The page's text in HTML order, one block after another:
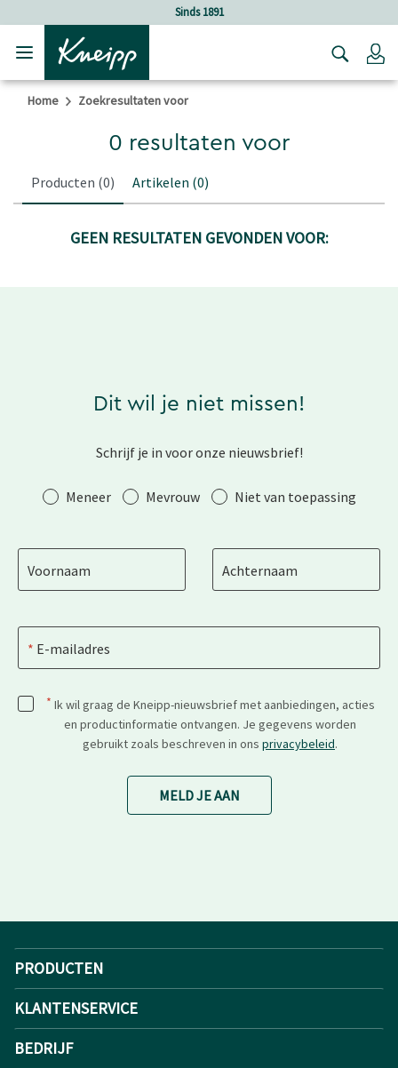
Verder gaan naar hoofdinhoud.Sinds 1891
Home Zoekresultaten voor
0 resultaten voor
Producten (0) Artikelen (0)
GEEN RESULTATEN GEVONDEN VOOR:
Dit wil je niet missen!
Schrijf je in voor onze nieuwsbrief!
AanhefMeneer Mevrouw Niet van toepassing
Voornaam Achternaam
E-mailadres
* Ik wil graag de Kneipp-nieuwsbrief met aanbiedingen, acties
en productinformatie ontvangen. Je gegevens worden
gebruikt zoals beschreven in ons privacybeleid.
MELD JE AAN
PRODUCTEN
KLANTENSERVICE
BEDRIJF